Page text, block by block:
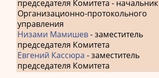
председателя Комитета - начальник
Организационно-протокольного
управления
Низами Мамишев- заместитель
председателя Комитета
Евгений Кассюра - заместитель
председателя Комитета